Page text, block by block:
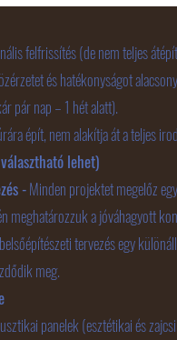
felfrissítés (de nem teljes
és hatékonyságot
pár nap – 1 hét alatt).
épít, nem alakítja át a teljes
lehet)
-Minden projektet megelőz
meghatározzuk a jóváhagyott
tervezés egy
meg.
panelek (esztétikai és